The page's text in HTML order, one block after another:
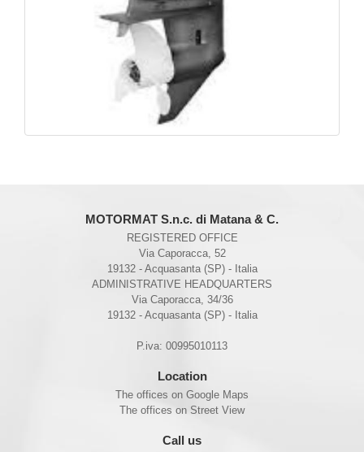
MOTORMAT S.n.c. di Matana & C.
REGISTERED OFFICE
Via Caporacca, 52
19132 - Acquasanta (SP) - Italia
ADMINISTRATIVE HEADQUARTERS
Via Caporacca, 34/36
19132 - Acquasanta (SP) - Italia
P.iva: 00995010113
Location
The offices on Google Maps
The offices on Street View
Call us